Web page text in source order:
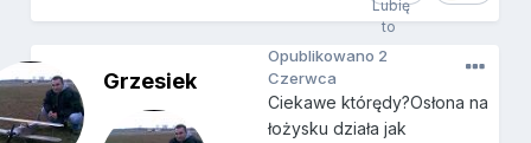
Grzesiek
Opublikowano 2
Czerwca
Ciekawe którędy?Osłona na
łożysku działa jak